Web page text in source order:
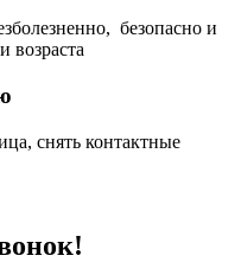
безопасно и
возраста
снять контактные